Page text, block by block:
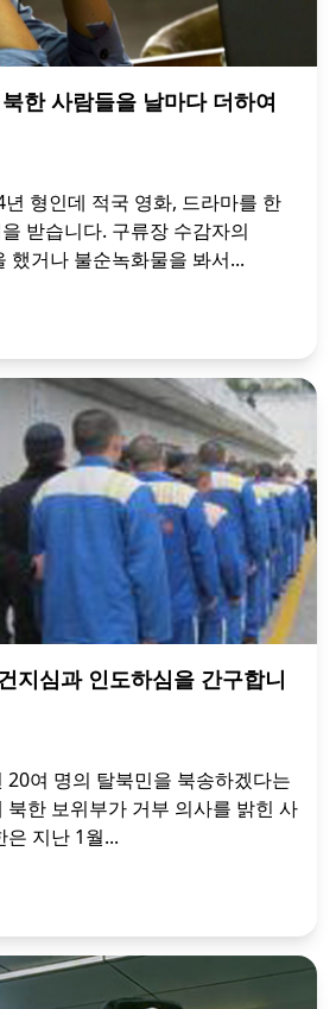
한 사람들을 날마다 더하여
형인데 적국 영화, 드라마를 한
받습니다. 구류장 수감자의
했거나 불순녹화물을 봐서...
지심과 인도하심을 간구합니
20여 명의 탈북민을 북송하겠다는
북한 보위부가 거부 의사를 밝힌 사
은 지난 1월...